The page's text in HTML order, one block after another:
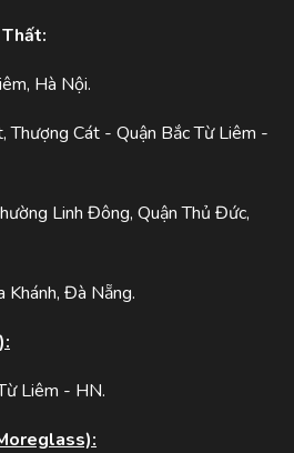
Hà Nội.
Cát - Quận Bắc Từ Liêm -
Linh Đông, Quận Thủ Đức,
Khánh, Đà Nẵng.
Liêm - HN.